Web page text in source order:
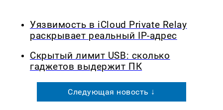
Уязвимость в iCloud Private Relay
раскрывает реальный IP-адрес
Скрытый лимит USB: сколько
гаджетов выдержит ПК
Следующая новость ↓